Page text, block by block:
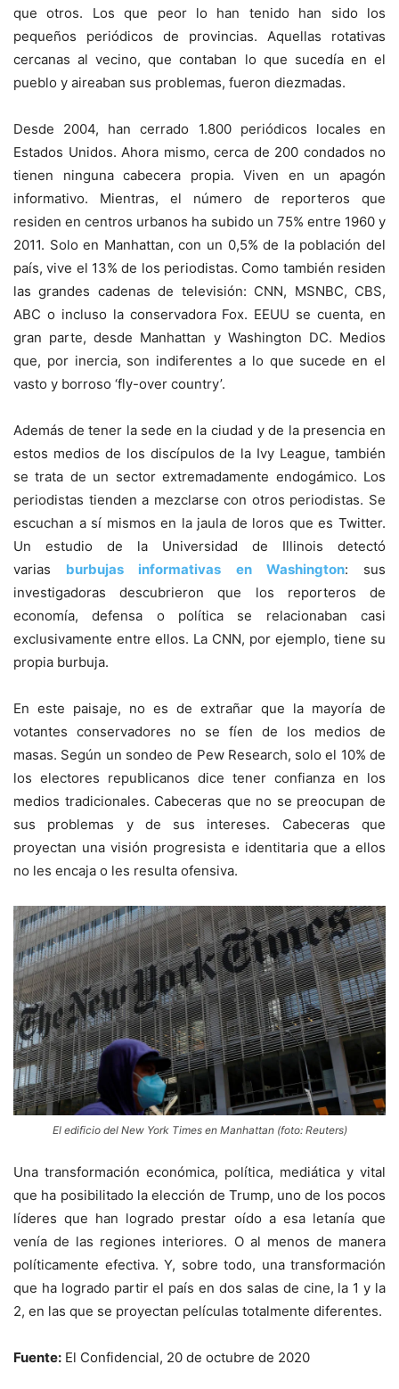
que otros. Los que peor lo han tenido han sido los
pequeños periódicos de provincias. Aquellas rotativas
cercanas al vecino, que contaban lo que sucedía en el
pueblo y aireaban sus problemas, fueron diezmadas.
Desde 2004, han cerrado 1.800 periódicos locales en
Estados Unidos. Ahora mismo, cerca de 200 condados no
tienen ninguna cabecera propia. Viven en un apagón
informativo. Mientras, el número de reporteros que
residen en centros urbanos ha subido un 75% entre 1960 y
2011. Solo en Manhattan, con un 0,5% de la población del
país, vive el 13% de los periodistas. Como también residen
las grandes cadenas de televisión: CNN, MSNBC, CBS,
ABC o incluso la conservadora Fox. EEUU se cuenta, en
gran parte, desde Manhattan y Washington DC. Medios
que, por inercia, son indiferentes a lo que sucede en el
vasto y borroso ‘fly-over country’.
Además de tener la sede en la ciudad y de la presencia en
estos medios de los discípulos de la Ivy League, también
se trata de un sector extremadamente endogámico. Los
periodistas tienden a mezclarse con otros periodistas. Se
escuchan a sí mismos en la jaula de loros que es Twitter.
Un estudio de la Universidad de Illinois detectó
varias burbujas informativas en Washington: sus
investigadoras descubrieron que los reporteros de
economía, defensa o política se relacionaban casi
exclusivamente entre ellos. La CNN, por ejemplo, tiene su
propia burbuja.
En este paisaje, no es de extrañar que la mayoría de
votantes conservadores no se fíen de los medios de
masas. Según un sondeo de Pew Research, solo el 10% de
los electores republicanos dice tener confianza en los
medios tradicionales. Cabeceras que no se preocupan de
sus problemas y de sus intereses. Cabeceras que
proyectan una visión progresista e identitaria que a ellos
no les encaja o les resulta ofensiva.
El edificio del New York Times en Manhattan (foto: Reuters)
Una transformación económica, política, mediática y vital
que ha posibilitado la elección de Trump, uno de los pocos
líderes que han logrado prestar oído a esa letanía que
venía de las regiones interiores. O al menos de manera
políticamente efectiva. Y, sobre todo, una transformación
que ha logrado partir el país en dos salas de cine, la 1 y la
2, en las que se proyectan películas totalmente diferentes.
Fuente: El Confidencial, 20 de octubre de 2020